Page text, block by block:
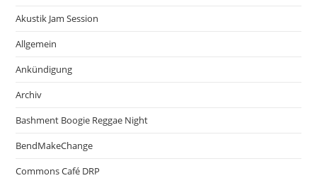
Akustik Jam Session
Allgemein
Ankündigung
Archiv
Bashment Boogie Reggae Night
BendMakeChange
Commons Café DRP